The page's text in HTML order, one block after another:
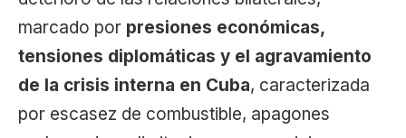
marcado por presiones económicas,
tensiones diplomáticas y el agravamiento
de la crisis interna en Cuba, caracterizada
por escasez de combustible, apagones